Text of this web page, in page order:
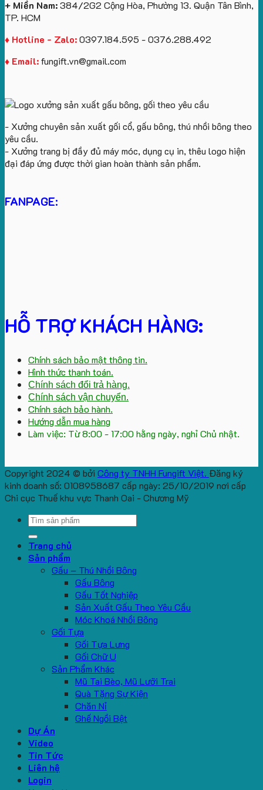
+ Miền Nam:384/2G2 Cộng Hòa, Phường 13. Quận Tân Bình,
TP. HCM
♦ Hotline - Zalo:0397.184.595 - 0376.288.492
♦ Email:fungift.vn@gmail.com
- Xưởng chuyên sản xuất gối cổ, gấu bông, thú nhồi bông theo
yêu cầu.
- Xưởng trang bị đầy đủ máy móc, dụng cụ in, thêu logo hiện
đại đáp ứng được thời gian hoàn thành sản phẩm.
FANPAGE:
HỖ TRỢ KHÁCH HÀNG:
Chính sách bảo mật thông tin.
Hình thức thanh toán.
Chính sách đổi trả hàng.
Chính sách vận chuyển.
Chính sách bảo hành.
Hướng dẫn mua hàng
Làm việc: Từ 8:00 - 17:00 hằng ngày, nghỉ Chủ nhật.
Copyright 2024 © bởi Công ty TNHH Fungift Việt. Đăng ký
kinh doanh số: 0108958687 cấp ngày: 25/10/2019 nơi cấp
Chi cục Thuế khu vực Thanh Oai - Chương Mỹ
Search
Trang chủ
Sản phẩm
Gấu – Thú Nhồi Bông
Gấu Bông
Gấu Tốt Nghiệp
Sản Xuất Gấu Theo Yêu Cầu
Móc Khoá Nhồi Bông
Gối Tựa
Gối Tựa Lưng
Gối Chữ U
Sản Phẩm Khác
Mũ Tai Bèo, Mũ Lưỡi Trai
Quà Tặng Sự Kiện
Chăn Nỉ
Ghế Ngồi Bệt
Dự Án
Video
Tin Tức
Liên hệ
Login